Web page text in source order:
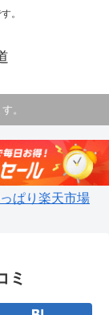
。
。
ぱり楽天市場
ミ